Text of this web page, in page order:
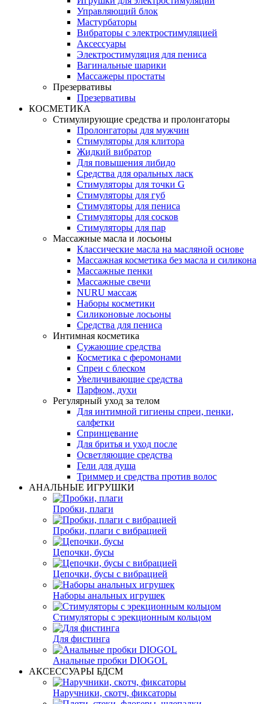
Управляющий блок
Мастурбаторы
Вибраторы с электростимуляцией
Аксессуары
Электростимуляция для пениса
Вагинальные шарики
Массажеры простаты
Презервативы
Презервативы
КОСМЕТИКА
Стимулирующие средства и пролонгаторы
Пролонгаторы для мужчин
Стимуляторы для клитора
Жидкий вибратор
Для повышения либидо
Средства для оральных ласк
Стимуляторы для точки G
Стимуляторы для губ
Стимуляторы для пениса
Стимуляторы для сосков
Стимуляторы для пар
Массажные масла и лосьоны
Классические масла на масляной основе
Массажная косметика без масла и силикона
Массажные пенки
Массажные свечи
NURU массаж
Наборы косметики
Силиконовые лосьоны
Средства для пениса
Интимная косметика
Сужающие средства
Косметика с феромонами
Спреи с блеском
Увеличивающие средства
Парфюм, духи
Регулярный уход за телом
Для интимной гигиены спреи, пенки,
салфетки
Спринцевание
Для бритья и уход после
Осветляющие средства
Гели для душа
Триммер и средства против волос
АНАЛЬНЫЕ ИГРУШКИ
Пробки, плаги
Пробки, плаги с вибрацией
Цепочки, бусы
Цепочки, бусы с вибрацией
Наборы анальных игрушек
Стимуляторы с эрекционным кольцом
Для фистинга
Анальные пробки DIOGOL
АКСЕССУАРЫ БДСМ
Наручники, скотч, фиксаторы